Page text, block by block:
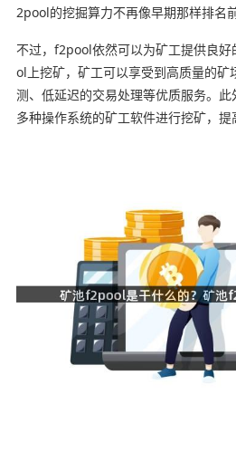
2pool的挖掘算力不再像早期那样排名
不过，f2pool依然可以为矿工提供良
ol上挖矿，矿工可以享受到高质量的矿
测、低延迟的交易处理等优质服务。
多种操作系统的矿工软件进行挖矿，提